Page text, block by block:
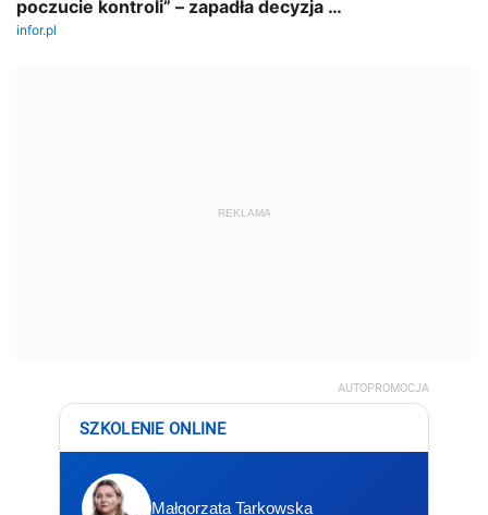
REKLAMA
AUTOPROMOCJA
SZKOLENIE ONLINE
Małgorzata Tarkowska